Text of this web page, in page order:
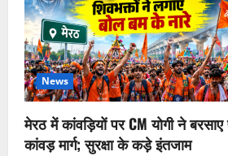
News
मेरठ में कांवड़ियों पर CM योगी ने
कांवड़ मार्ग; सुरक्षा के कड़े इंतजाम